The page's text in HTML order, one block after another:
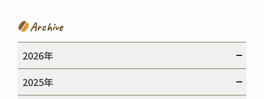
Archive
2026年
2025年